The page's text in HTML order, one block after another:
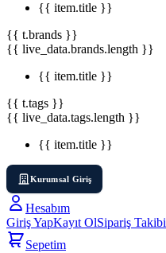
{{ item.title }}
{{ t.brands }}
{{ live_data.brands.length }}
{{ item.title }}
{{ t.tags }}
{{ live_data.tags.length }}
{{ item.title }}
Kurumsal Giriş
Hesabım
Giriş YapKayıt OlSipariş Takibi
Sepetim